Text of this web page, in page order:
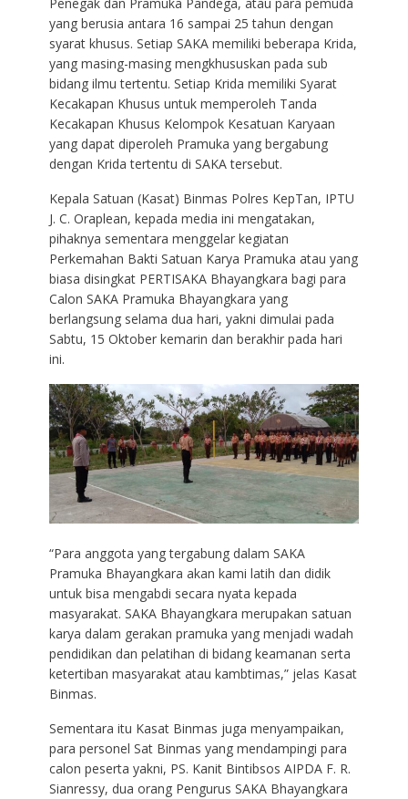
yang berusia antara 16 sampai 25 tahun dengan
syarat khusus. Setiap SAKA memiliki beberapa Krida,
yang masing-masing mengkhususkan pada sub
bidang ilmu tertentu. Setiap Krida memiliki Syarat
Kecakapan Khusus untuk memperoleh Tanda
Kecakapan Khusus Kelompok Kesatuan Karyaan
yang dapat diperoleh Pramuka yang bergabung
dengan Krida tertentu di SAKA tersebut.
Kepala Satuan (Kasat) Binmas Polres KepTan, IPTU
J. C. Oraplean, kepada media ini mengatakan,
pihaknya sementara menggelar kegiatan
Perkemahan Bakti Satuan Karya Pramuka atau yang
biasa disingkat PERTISAKA Bhayangkara bagi para
Calon SAKA Pramuka Bhayangkara yang
berlangsung selama dua hari, yakni dimulai pada
Sabtu, 15 Oktober kemarin dan berakhir pada hari
ini.
“Para anggota yang tergabung dalam SAKA
Pramuka Bhayangkara akan kami latih dan didik
untuk bisa mengabdi secara nyata kepada
masyarakat. SAKA Bhayangkara merupakan satuan
karya dalam gerakan pramuka yang menjadi wadah
pendidikan dan pelatihan di bidang keamanan serta
ketertiban masyarakat atau kambtimas,” jelas Kasat
Binmas.
Sementara itu Kasat Binmas juga menyampaikan,
para personel Sat Binmas yang mendampingi para
calon peserta yakni, PS. Kanit Bintibsos AIPDA F. R.
Sianressy, dua orang Pengurus SAKA Bhayangkara